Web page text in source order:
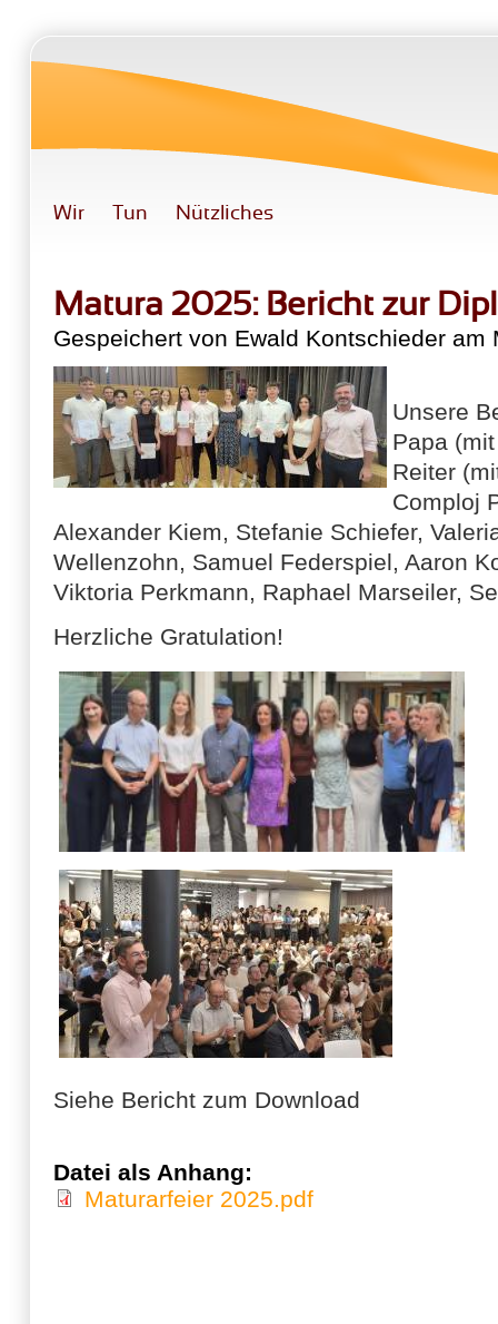
Wir Tun Nützliches
Matura 2025: Bericht zur
Gespeichert von Ewald Kontschieder am
Unsere
Papa
Reiter
Comploj
Alexander Kiem, Stefanie Schiefer,
Wellenzohn, Samuel Federspiel, Aaron
Viktoria Perkmann, Raphael Marseiler,
Herzliche Gratulation!
Siehe Bericht zum Download
Datei als Anhang:
Maturarfeier 2025.pdf